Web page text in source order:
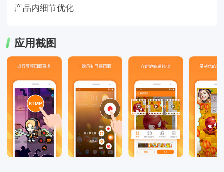
产品内细节优化
应用截图